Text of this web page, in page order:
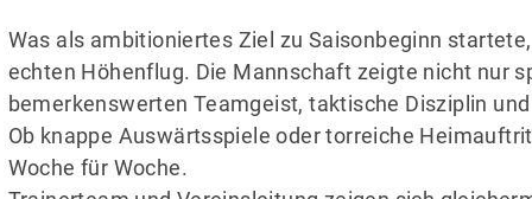
Was als ambitioniertes Ziel zu Saisonbeginn
echten Höhenflug. Die Mannschaft zeigte nicht nur
bemerkenswerten Teamgeist, taktische Disziplin
Ob knappe Auswärtsspiele oder torreiche
Woche für Woche.